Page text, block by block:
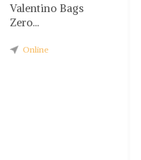
Valentino Bags
Zero...
Online